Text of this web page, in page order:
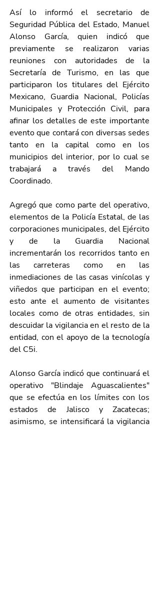
Así lo informó el secretario de
Seguridad Pública del Estado, Manuel
Alonso García, quien indicó que
previamente se realizaron varias
reuniones con autoridades de la
Secretaría de Turismo, en las que
participaron los titulares del Ejército
Mexicano, Guardia Nacional, Policías
Municipales y Protección Civil, para
afinar los detalles de este importante
evento que contará con diversas sedes
tanto en la capital como en los
municipios del interior, por lo cual se
trabajará a través del Mando
Coordinado.
Agregó que como parte del operativo,
elementos de la Policía Estatal, de las
corporaciones municipales, del Ejército
y de la Guardia Nacional
incrementarán los recorridos tanto en
las carreteras como en las
inmediaciones de las casas vinícolas y
viñedos que participan en el evento;
esto ante el aumento de visitantes
locales como de otras entidades, sin
descuidar la vigilancia en el resto de la
entidad, con el apoyo de la tecnología
del C5i.
Alonso García indicó que continuará el
operativo "Blindaje Aguascalientes"
que se efectúa en los límites con los
estados de Jalisco y Zacatecas;
asimismo, se intensificará la vigilancia